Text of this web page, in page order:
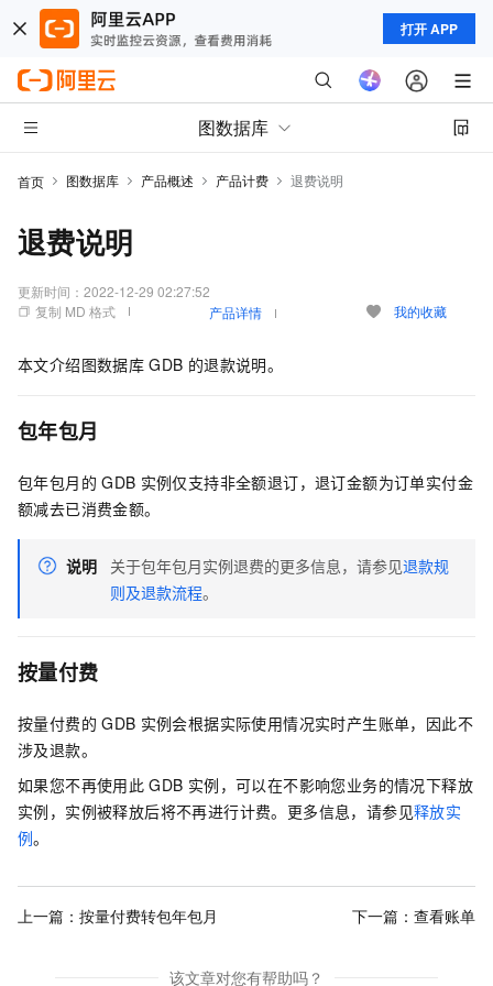
打开 APP
图数据库
首页 图数据库 产品概述 产品计费 退费说明
退费说明
更新时间： 2022-12-29 02:27:52
复制 MD 格式
产品详情 我的收藏
本文介绍图数据库 GDB 的退款说明。
包年包月
包年包月的 GDB 实例仅支持非全额退订，退订金额为订单实付金
额减去已消费金额。
说明 关于包年包月实例退费的更多信息，请参见退款规
则及退款流程。
按量付费
按量付费的 GDB 实例会根据实际使用情况实时产生账单，因此不
涉及退款。
如果您不再使用此 GDB 实例，可以在不影响您业务的情况下释放
实例，实例被释放后将不再进行计费。更多信息，请参见释放实
例。
上一篇： 按量付费转包年包月 下一篇： 查看账单
该文章对您有帮助吗？